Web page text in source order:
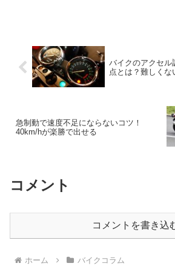
バイクのアクセル
点とは？難しくな
急制動で速度不足にならないコツ！
40km/hが楽勝で出せる
コメント
コメントを書き込
ホーム バイクコラム